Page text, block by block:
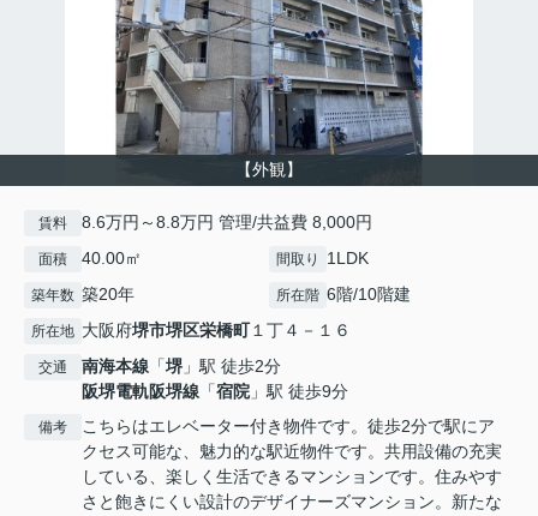
【外観】
賃料 8.6万円～8.8万円 管理/共益費 8,000円
面積 40.00㎡ 間取り 1LDK
築年数 築20年 所在階 6階/10階建
所在地 大阪府堺市堺区栄橋町１丁４－１６
交通 南海本線 「堺 」駅 徒歩2分
阪堺電軌阪堺線 「宿院 」駅 徒歩9分
備考
こちらはエレベーター付き物件です。徒歩2分で駅にア
クセス可能な、魅力的な駅近物件です。共用設備の充実
している、楽しく生活できるマンションです。住みやす
さと飽きにくい設計のデザイナーズマンション。新たな